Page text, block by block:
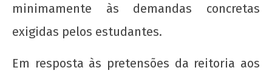
admin
minimamente às demandas concretas
exigidas pelos estudantes.
Em resposta às pretensões da reitoria aos